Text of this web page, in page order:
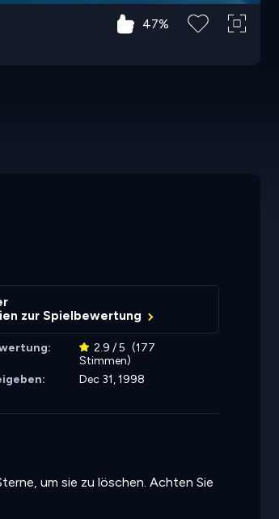
47%
zur Spielbewertung
2.9 / 5 (177
Stimmen)
Dec 31, 1998
um sie zu löschen. Achten Sie